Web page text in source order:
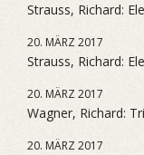
Strauss, Richard:
20. MÄRZ 2017
Strauss, Richard:
20. MÄRZ 2017
Wagner, Richard:
20. MÄRZ 2017